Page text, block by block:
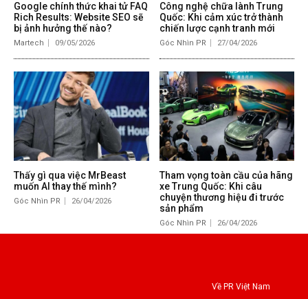
Google chính thức khai tử FAQ
Rich Results: Website SEO sẽ
bị ảnh hưởng thế nào?
Martech 09/05/2026
Công nghệ chữa lành Trung
Quốc: Khi cảm xúc trở thành
chiến lược cạnh tranh mới
Góc Nhìn PR 27/04/2026
Thấy gì qua việc MrBeast
muốn AI thay thế mình?
Góc Nhìn PR 26/04/2026
Tham vọng toàn cầu của hãng
xe Trung Quốc: Khi câu
chuyện thương hiệu đi trước
sản phẩm
Góc Nhìn PR 26/04/2026
Về PR Việt Nam